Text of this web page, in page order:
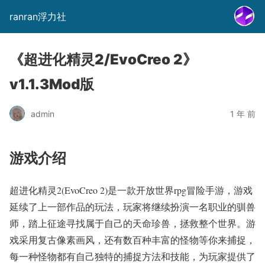
ranran浮力社
《超进化精灵2/EvoCreo 2》
v1.1.3Mod版
admin 1 年 前
游戏介绍
超进化精灵2(EvoCreo 2)是一款开放世界rpg冒险手游，游戏
延续了上一部作品的玩法，玩家将继续扮演一名职业的驯兽
师，踏上征途寻找属于自己的天命珍兽，拯救整个世界。游
戏采用复古像素画风，还有数百种丰富的怪物等你来捕捉，
每一种怪物都有自己独特的捕捉方法和技能，为玩家提供了